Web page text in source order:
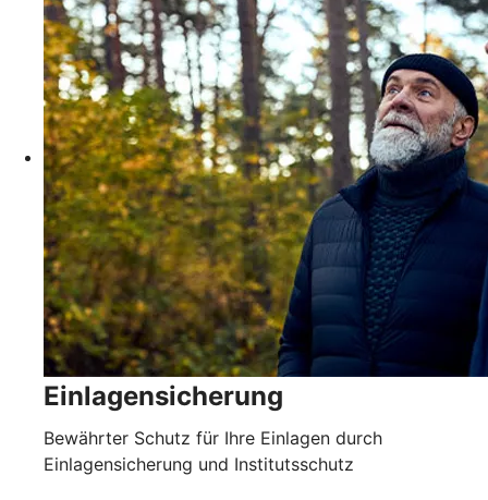
Einlagensicherung
Bewährter Schutz für Ihre Einlagen durch
Einlagensicherung und Institutsschutz